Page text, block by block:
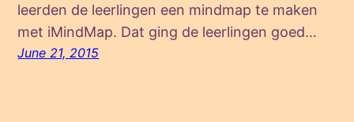
leerden de leerlingen een mindmap te maken
met iMindMap. Dat ging de leerlingen goed…
June 21, 2015